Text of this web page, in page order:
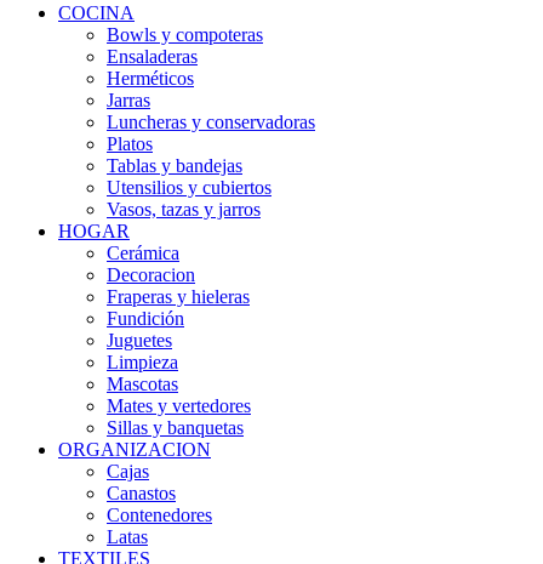
COCINA
Bowls y compoteras
Ensaladeras
Herméticos
Jarras
Luncheras y conservadoras
Platos
Tablas y bandejas
Utensilios y cubiertos
Vasos, tazas y jarros
HOGAR
Cerámica
Decoracion
Fraperas y hieleras
Fundición
Juguetes
Limpieza
Mascotas
Mates y vertedores
Sillas y banquetas
ORGANIZACION
Cajas
Canastos
Contenedores
Latas
TEXTILES